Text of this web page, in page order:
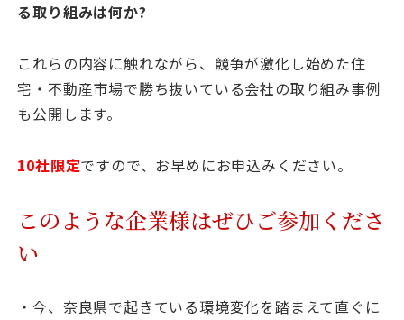
る取り組みは何か?
これらの内容に触れながら、競争が激化し始めた住
宅・不動産市場で勝ち抜いている会社の取り組み事例
も公開します。
10社限定ですので、お早めにお申込みください。
このような企業様はぜひご参加くださ
い
・今、奈良県で起きている環境変化を踏まえて直ぐに